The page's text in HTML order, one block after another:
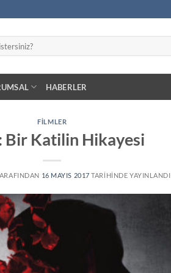
HABERLER
FILMLER
Bir Katilin Hikayesi
16 MAYIS 2017 TARIHINDE YAYINLANDI